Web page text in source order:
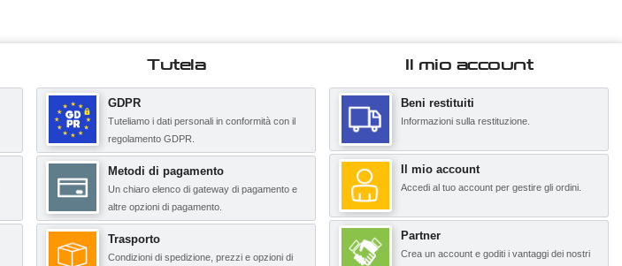
Tutela
GDPR
Tuteliamo i dati personali in conformità con il
regolamento GDPR.
Metodi di pagamento
Un chiaro elenco di gateway di pagamento e
altre opzioni di pagamento.
Trasporto
Condizioni di spedizione, prezzi e opzioni di
Il mio account
Beni restituiti
Informazioni sulla restituzione.
Il mio account
Accedi al tuo account per gestire gli ordini.
Partner
Crea un account e goditi i vantaggi dei nostri